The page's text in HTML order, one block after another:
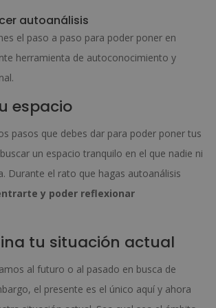
autoanálisis
el paso a paso para poder poner en
herramienta de autoconocimiento y
espacio
pasos que debes dar para poder poner tus
un espacio tranquilo en el que nadie ni
Durante el rato que hagas autoanálisis
y poder reflexionar
tu situación actual
al futuro o al pasado en busca de
el presente es el único aquí y ahora